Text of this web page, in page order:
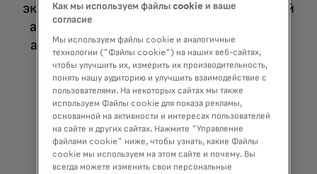
экспертиза в области платежей, рыночной
аналитики и инсайтов, необходимых для
адаптации ресурсов в интересах вашего
бизнеса.
Как мы используем файлы cookie и ваше
согласие
Мы используем файлы cookie и аналогичные
технологии ("Файлы cookie") на наших веб-сайтах,
чтобы улучшить их, измерить их производительность,
понять нашу аудиторию и улучшить взаимодействие с
пользователями. На некоторых сайтах мы также
используем Файлы cookie для показа рекламы,
основанной на активности и интересах пользователей
на сайте и других сайтах. Нажмите "Управление
файлами cookie" ниже, чтобы узнать, какие Файлы
cookie мы используем на этом сайте и почему. Вы
всегда можете изменить свои персональные